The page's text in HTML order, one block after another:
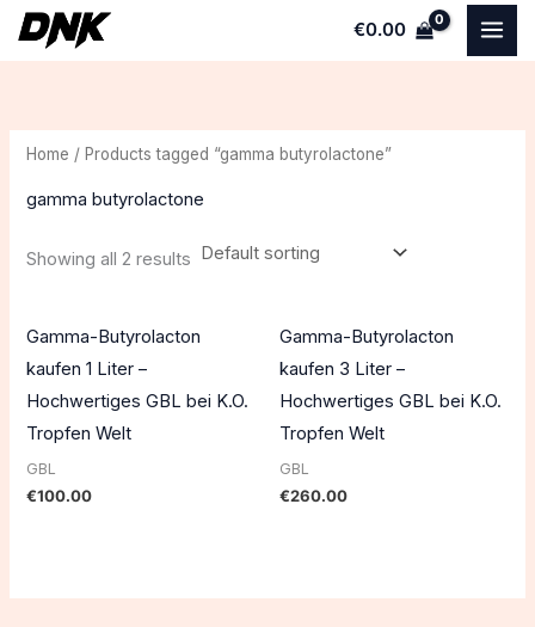
Skip
€0.00
Home / Products tagged “gamma butyrolactone”
gamma butyrolactone
Showing all 2 results
Gamma-Butyrolacton
kaufen 1 Liter –
Hochwertiges GBL bei K.O.
Tropfen Welt
GBL
€100.00
Gamma-Butyrolacton
kaufen 3 Liter –
Hochwertiges GBL bei K.O.
Tropfen Welt
GBL
€260.00